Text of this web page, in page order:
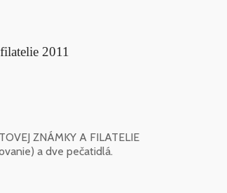
2011
ZNÁMKY A FILATELIE
a dve pečatidlá.